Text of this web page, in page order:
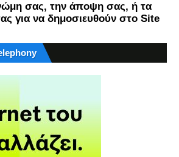
σας, την άποψη σας, ή τα
για να δημοσιευθούν στο Site